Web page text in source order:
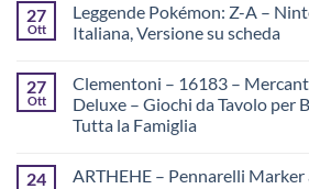
27
Ott
Leggende Pokémon: Z-A –
Italiana, Versione su scheda
27
Ott
Clementoni – 16183 –
Deluxe – Giochi da Tavolo per
Tutta la Famiglia
24
ARTHEHE – Pennarelli